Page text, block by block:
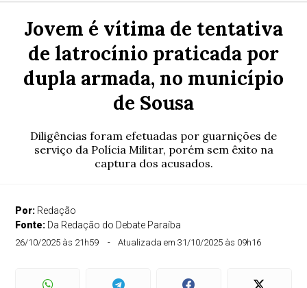
Jovem é vítima de tentativa
de latrocínio praticada por
dupla armada, no município
de Sousa
Diligências foram efetuadas por guarnições de
serviço da Polícia Militar, porém sem êxito na
captura dos acusados.
Por: Redação
Fonte: Da Redação do Debate Paraíba
26/10/2025 às 21h59 Atualizada em 31/10/2025 às 09h16